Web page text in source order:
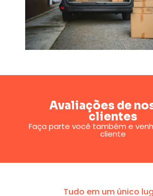
Avaliações de
clientes
Faça parte você também e
cliente
Tudo em um único